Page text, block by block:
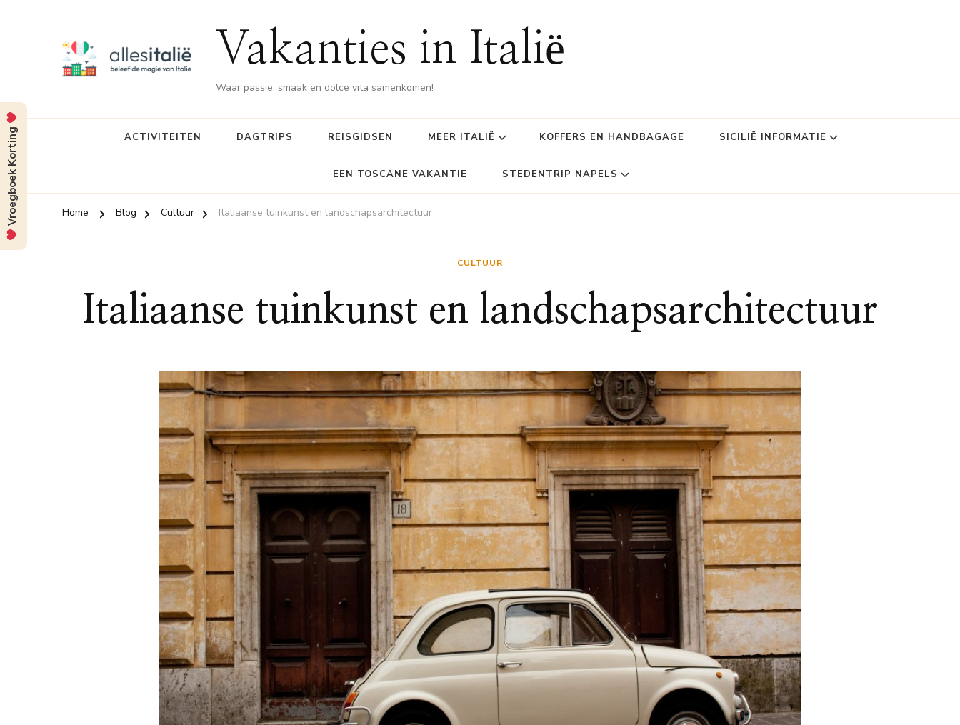
Vakanties in Italië
Waar passie, smaak en dolce vita samenkomen!
ACTIVITEITEN DAGTRIPS REISGIDSEN MEER ITALIË KOFFERS EN HANDBAGAGE SICILIË INFORMATIE
EEN TOSCANE VAKANTIE STEDENTRIP NAPELS
Home Blog Cultuur Italiaanse tuinkunst en landschapsarchitectuur
CULTUUR
Italiaanse tuinkunst en landschapsarchitectuur
Vroegboek Korting